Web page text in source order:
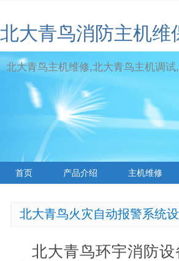
北大青鸟消防主机维
北大青鸟主机维修,北大青鸟主机调
首页 产品介绍 主机维修
北大青鸟火灾自动报警系统
北大青鸟环宇消防